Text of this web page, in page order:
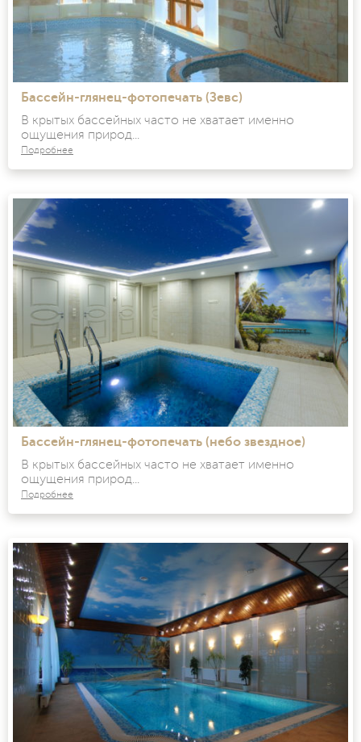
Бассейн-глянец-фотопечать (Зевс)
В крытых бассейных часто не хватает именно
ощущения природ...
Подробнее
Бассейн-глянец-фотопечать (небо звездное)
В крытых бассейных часто не хватает именно
ощущения природ...
Подробнее